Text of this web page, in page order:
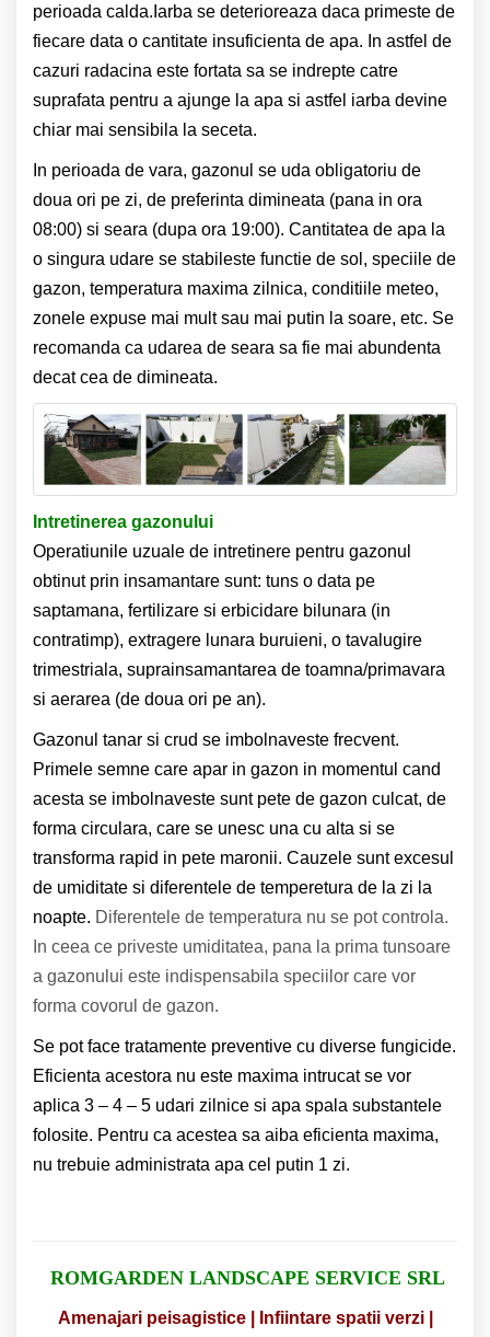
perioada calda.Iarba se deterioreaza daca primeste de
fiecare data o cantitate insuficienta de apa. In astfel de
cazuri radacina este fortata sa se indrepte catre
suprafata pentru a ajunge la apa si astfel iarba devine
chiar mai sensibila la seceta.
In perioada de vara, gazonul se uda obligatoriu de
doua ori pe zi, de preferinta dimineata (pana in ora
08:00) si seara (dupa ora 19:00). Cantitatea de apa la
o singura udare se stabileste functie de sol, speciile de
gazon, temperatura maxima zilnica, conditiile meteo,
zonele expuse mai mult sau mai putin la soare, etc. Se
recomanda ca udarea de seara sa fie mai abundenta
decat cea de dimineata.
Intretinerea gazonului
Operatiunile uzuale de intretinere pentru gazonul
obtinut prin insamantare sunt: tuns o data pe
saptamana, fertilizare si erbicidare bilunara (in
contratimp), extragere lunara buruieni, o tavalugire
trimestriala, suprainsamantarea de toamna/primavara
si aerarea (de doua ori pe an).
Gazonul tanar si crud se imbolnaveste frecvent.
Primele semne care apar in gazon in momentul cand
acesta se imbolnaveste sunt pete de gazon culcat, de
forma circulara, care se unesc una cu alta si se
transforma rapid in pete maronii. Cauzele sunt excesul
de umiditate si diferentele de temperetura de la zi la
noapte. Diferentele de temperatura nu se pot controla.
In ceea ce priveste umiditatea, pana la prima tunsoare
a gazonului este indispensabila speciilor care vor
forma covorul de gazon.
Se pot face tratamente preventive cu diverse fungicide.
Eficienta acestora nu este maxima intrucat se vor
aplica 3 – 4 – 5 udari zilnice si apa spala substantele
folosite. Pentru ca acestea sa aiba eficienta maxima,
nu trebuie administrata apa cel putin 1 zi.
ROMGARDEN LANDSCAPE SERVICE SRL
Amenajari peisagistice | Infiintare spatii verzi |